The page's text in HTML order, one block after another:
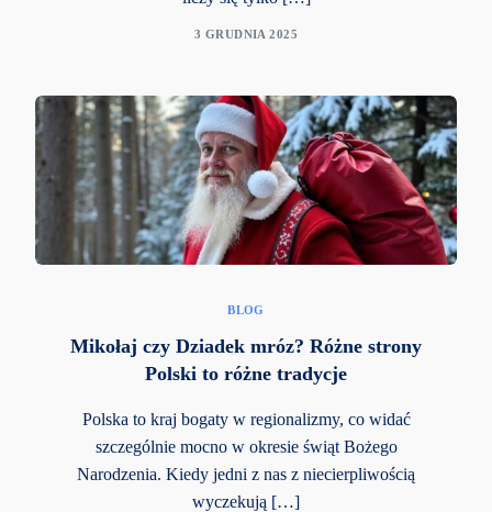
3 GRUDNIA 2025
BLOG
Mikołaj czy Dziadek mróz? Różne strony
Polski to różne tradycje
Polska to kraj bogaty w regionalizmy, co widać
szczególnie mocno w okresie świąt Bożego
Narodzenia. Kiedy jedni z nas z niecierpliwością
wyczekują […]